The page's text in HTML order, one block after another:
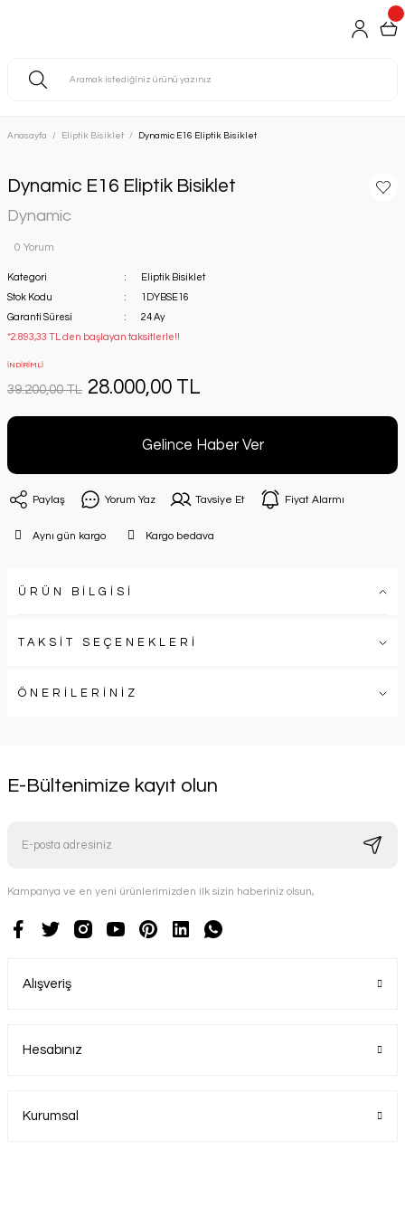
Anasayfa Eliptik Bisiklet Dynamic E16 Eliptik Bisiklet
Dynamic E16 Eliptik Bisiklet
Dynamic
0 Yorum
Kategori
Eliptik Bisiklet
Stok Kodu
1DYBSE16
Garanti Süresi
24 Ay
*2.893,33 TL den başlayan taksitlerle!!
İNDİRİMLİ
39.200,00 TL 28.000,00 TL
Gelince Haber Ver
Paylaş Yorum Yaz Tavsiye Et Fiyat Alarmı
Aynı gün kargo Kargo bedava
ÜRÜN BİLGİSİ
TAKSİT SEÇENEKLERİ
ÖNERİLERİNİZ
E-Bültenimize kayıt olun
Kampanya ve en yeni ürünlerimizden ilk sizin haberiniz olsun,
Alışveriş
Hesabınız
Kurumsal